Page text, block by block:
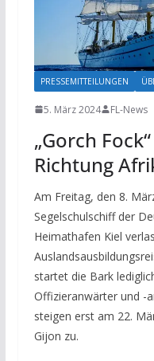
PRESSEMITTEILUNGEN
5. März 2024 FL-News
„Gorch
Richtung
Am Freitag, den 8.
Segelschulschiff der
Heimathafen Kiel
startet die Bark
Offizieranwärter und -
steigen erst am 22.
Gijon zu.